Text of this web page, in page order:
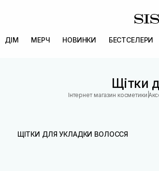
ДІМ МЕРЧ НОВИНКИ БЕСТСЕЛЕРИ
Щітки
Інтернет магазин косметики |
ЩІТКИ ДЛЯ УКЛАДКИ ВОЛОССЯ